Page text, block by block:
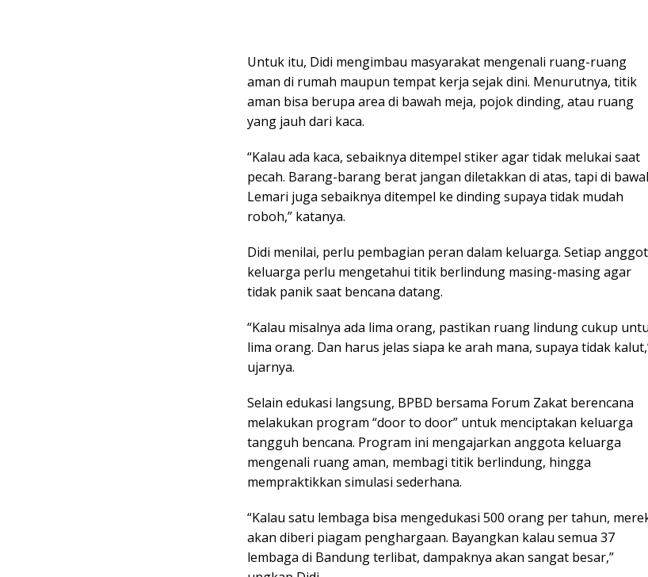
Untuk itu, Didi mengimbau masyarakat mengenali ruang-ruang
aman di rumah maupun tempat kerja sejak dini. Menurutnya, titik
aman bisa berupa area di bawah meja, pojok dinding, atau ruang
yang jauh dari kaca.
“Kalau ada kaca, sebaiknya ditempel stiker agar tidak melukai saat
pecah. Barang-barang berat jangan diletakkan di atas, tapi di
Lemari juga sebaiknya ditempel ke dinding supaya tidak mudah
roboh,” katanya.
Didi menilai, perlu pembagian peran dalam keluarga. Setiap
keluarga perlu mengetahui titik berlindung masing-masing agar
tidak panik saat bencana datang.
“Kalau misalnya ada lima orang, pastikan ruang lindung cukup
lima orang. Dan harus jelas siapa ke arah mana, supaya tidak
ujarnya.
Selain edukasi langsung, BPBD bersama Forum Zakat berencana
melakukan program “door to door” untuk menciptakan keluarga
tangguh bencana. Program ini mengajarkan anggota keluarga
mengenali ruang aman, membagi titik berlindung, hingga
mempraktikkan simulasi sederhana.
“Kalau satu lembaga bisa mengedukasi 500 orang per tahun,
akan diberi piagam penghargaan. Bayangkan kalau semua 37
lembaga di Bandung terlibat, dampaknya akan sangat besar,”